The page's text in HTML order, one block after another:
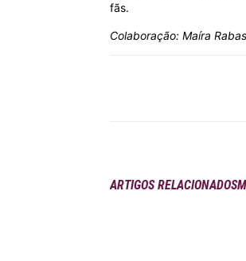
fãs.
Colaboração: Maíra
ARTIGOS RELACIONADOS